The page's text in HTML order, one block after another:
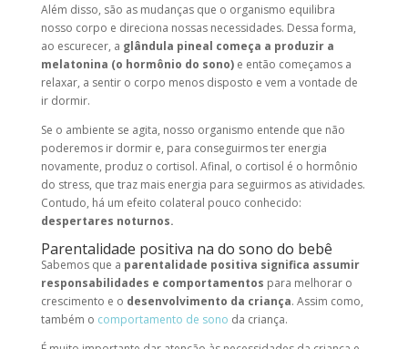
Além disso, são as mudanças que o organismo equilibra
nosso corpo e direciona nossas necessidades. Dessa forma,
ao escurecer, a glândula pineal começa a produzir a
melatonina (o hormônio do sono)e então começamos a
relaxar, a sentir o corpo menos disposto e vem a vontade de
ir dormir.
Se o ambiente se agita, nosso organismo entende que não
poderemos ir dormir e, para conseguirmos ter energia
novamente, produz o cortisol. Afinal, o cortisol é o hormônio
do stress, que traz mais energia para seguirmos as atividades.
Contudo, há um efeito colateral pouco conhecido:
despertares noturnos.
Parentalidade positiva na do sono do bebê
Sabemos que a parentalidade positiva significa assumir
responsabilidades e comportamentos para melhorar o
crescimento e o desenvolvimento da criança. Assim como,
também o comportamento de sono da criança.